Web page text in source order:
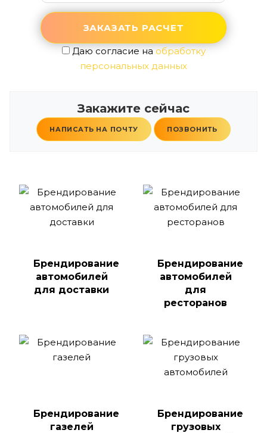
Даю согласие на обработку
персональных данных
Закажите сейчас
НАПИСАТЬ НА ПОЧТУ ПОЗВОНИТЬ
Брендирование
автомобилей
для доставки
Брендирование
автомобилей
для
ресторанов
Брендирование
газелей
Брендирование
грузовых